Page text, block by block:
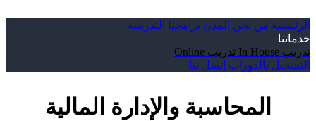
الرئيسية من نحن المدن برامجنا التدريبية
خدماتنا
تدريب In House
تدريب Online
التسجيل بالدورات إتصل بنا
المحاسبة والإدارة المالية